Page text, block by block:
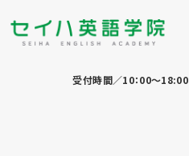
受付時間／10：00～18:00